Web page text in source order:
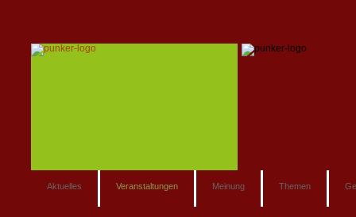
Aktuelles Veranstaltungen Meinung Themen